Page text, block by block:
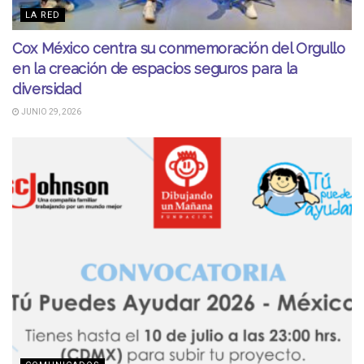
LA RED
Cox México centra su conmemoración del Orgullo
en la creación de espacios seguros para la
diversidad
JUNIO 29, 2026